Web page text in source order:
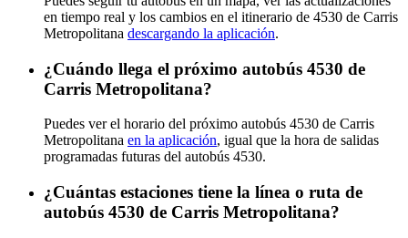
en tiempo real y los cambios en el itinerario de 4530 de Carris
Metropolitana descargando la aplicación.
¿Cuándo llega el próximo autobús 4530 de
Carris Metropolitana?
Puedes ver el horario del próximo autobús 4530 de Carris
Metropolitana en la aplicación, igual que la hora de salidas
programadas futuras del autobús 4530.
¿Cuántas estaciones tiene la línea o ruta de
autobús 4530 de Carris Metropolitana?